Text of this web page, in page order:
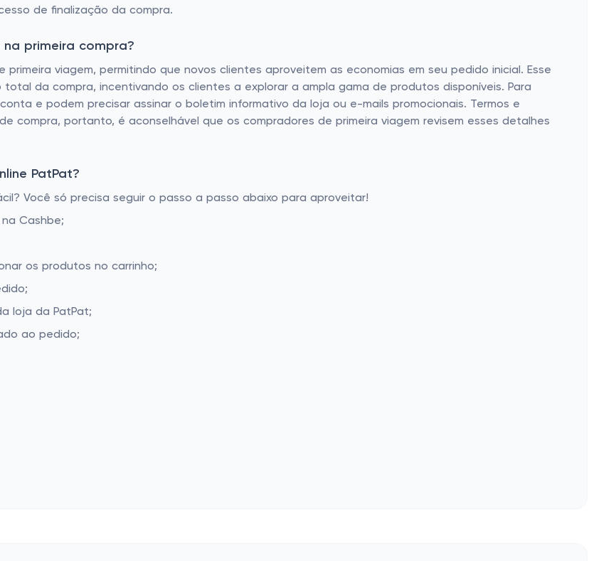
de finalização da compra.
primeira compra?
viagem, permitindo que novos clientes aproveitem as economias em seu pedido inicial. Esse
da compra, incentivando os clientes a explorar a ampla gama de produtos disponíveis. Para
e podem precisar assinar o boletim informativo da loja ou e-mails promocionais. Termos e
compra, portanto, é aconselhável que os compradores de primeira viagem revisem esses detalhes
PatPat?
Você só precisa seguir o passo a passo abaixo para aproveitar!
Cashbe;
os produtos no carrinho;
loja da PatPat;
ao pedido;